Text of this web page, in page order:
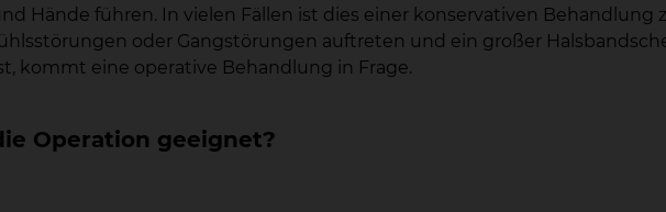
Hände führen. In vielen Fällen ist dies einer konservativen Behandlung
oder Gangstörungen auftreten und ein großer
kommt eine operative Behandlung in Frage.
Operation geeignet?